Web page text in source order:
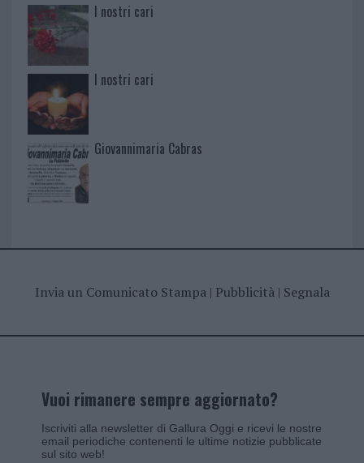
I nostri cari
I nostri cari
Giovannimaria Cabras
Invia un Comunicato Stampa| Pubblicità| Segnala
Vuoi rimanere sempre aggiornato?
Iscriviti alla newsletter di Gallura Oggi e ricevi le nostre
email periodiche contenenti le ultime notizie pubblicate
sul sito web!